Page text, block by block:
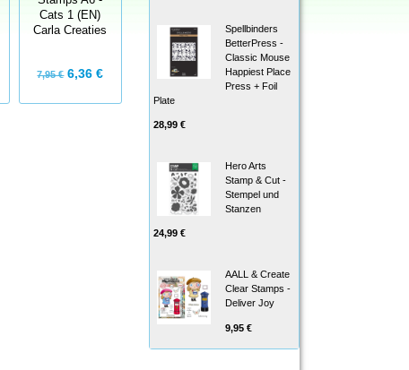
Cats 1 (EN)
Carla Creaties
7,95 €6,36 €
Creaties
7,95 €6,36 €
Christmas Carla
Creaties
6,36 €
Spellbinders
BetterPress -
Classic Mouse
Happiest Place
Press + Foil
Plate
28,99 €
Hero Arts
Stamp & Cut -
Stempel und
Stanzen
24,99 €
AALL & Create
Clear Stamps -
Deliver Joy
9,95 €